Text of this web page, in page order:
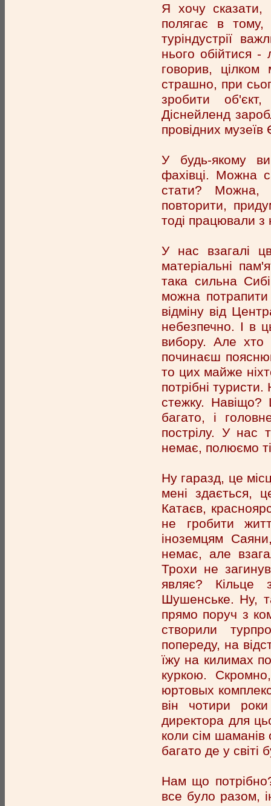
Я хочу сказати,
полягає в тому,
туріндустрії
нього обійтися
говорив,
страшно, при
зробити
Діснейленд
провідних
У будь-якому
фахівці. Можна
стати? Можна,
повторити,
тоді працювали
У нас взагалі
матеріальні
така сильна
можна
відміну від
небезпечно. І в
вибору. Але хто
починаєш
то цих майже
потрібні
стежку. Навіщо?
багато, і
пострілу. У нас
немає, полюємо
Ну гаразд, це
мені здається,
Катаєв,
не гробити
іноземцям
немає, але
Трохи не
являє? Кільце
Шушенське. Ну,
прямо поруч з
створили
попереду, на
їжу на килимах
куркою.
юртовых
він чотири
директора для
коли сім
багато де у світі
Нам що
все було разом,